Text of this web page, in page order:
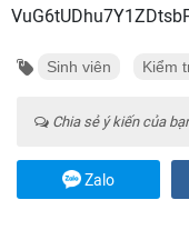
Sinh viên Kiểm
Chia sẻ ý kiến của
Zalo